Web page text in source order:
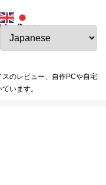
盛り
のレビュー、自作PCや自宅
います。